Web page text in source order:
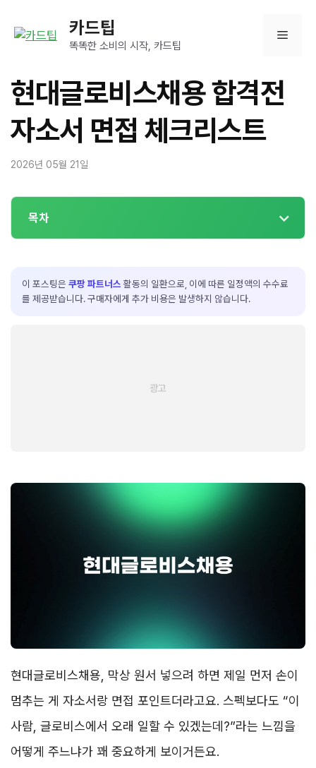
카드팁
똑똑한 소비의 시작, 카드팁
메
현대글로비스채용 합격전
자소서 면접 체크리스트
2026년 05월 21일
목차
이 포스팅은 쿠팡 파트너스 활동의 일환으로, 이에 따른 일정액의 수수료
를 제공받습니다. 구매자에게 추가 비용은 발생하지 않습니다.
현대글로비스채용, 막상 원서 넣으려 하면 제일 먼저 손이
멈추는 게 자소서랑 면접 포인트더라고요. 스펙보다도 “이
사람, 글로비스에서 오래 일할 수 있겠는데?”라는 느낌을
어떻게 주느냐가 꽤 중요하게 보이거든요.